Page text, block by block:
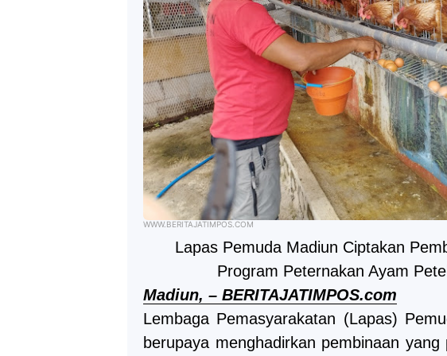
WWW.BERITAJATIMPOS.COM
Lapas Pemuda Madiun Ciptakan
Program Peternakan Ayam
Madiun, – BERITAJATIMPOS.com
Lembaga Pemasyarakatan (Lapas)
berupaya menghadirkan pembinaan